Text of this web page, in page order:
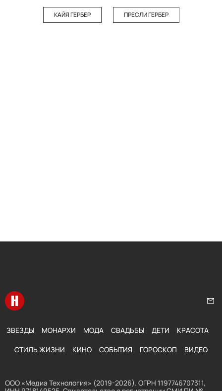
КАЙЯ ГЕРБЕР ПРЕСЛИ ГЕРБЕР
Перейти на главную
ЗВЕЗДЫ МОНАРХИ МОДА СВАДЬБЫ ДЕТИ КРАСОТА
СТИЛЬ ЖИЗНИ КИНО СОБЫТИЯ ГОРОСКОП ВИДЕО
ООО «Медиа Технология» (2019-2026). ОГРН 1197746707311,